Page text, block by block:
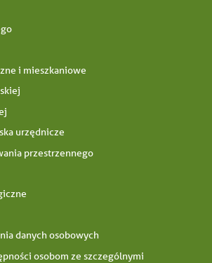
i mieszkaniowe
urzędnicze
przestrzennego
danych osobowych
osobom ze szczególnymi